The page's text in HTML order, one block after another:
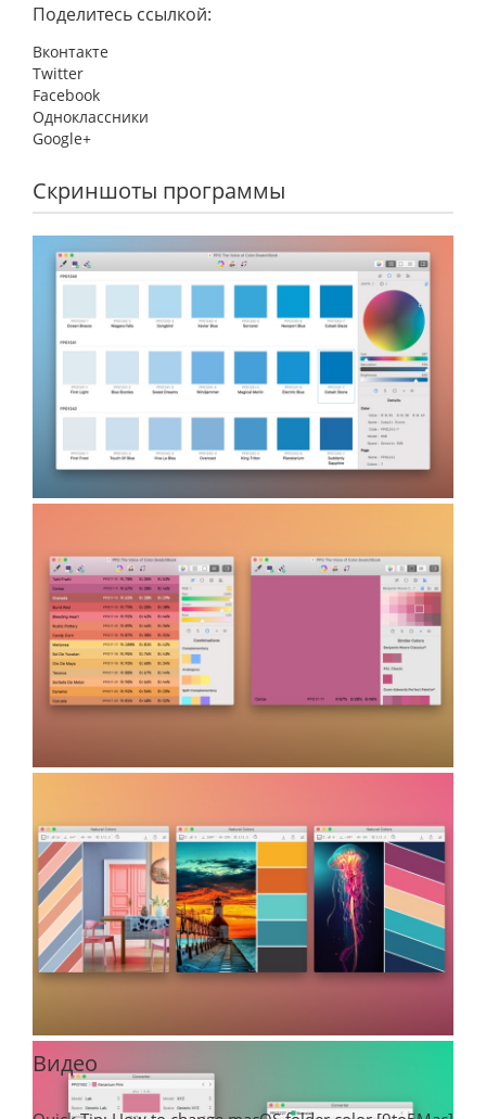
Поделитесь ссылкой:
Вконтакте
Twitter
Facebook
Одноклассники
Google+
Скриншоты программы
Видео